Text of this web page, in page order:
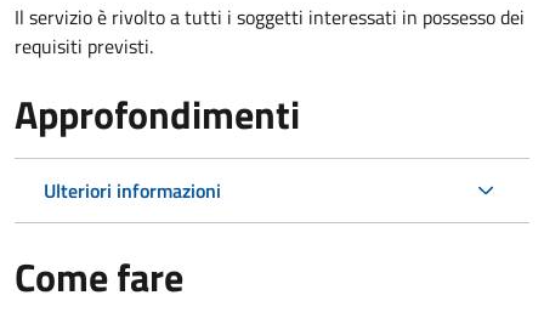
Il servizio è rivolto a tutti i soggetti interessati in possesso dei
requisiti previsti.
Approfondimenti
Ulteriori informazioni
Come fare